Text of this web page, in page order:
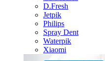
D.Fresh
Jetpik
Philips
Spray Dent
Waterpik
Xiaomi